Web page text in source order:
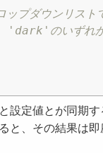
ダウンリストで
ずれかをラ
設定値とが同期す
と、その結果は即